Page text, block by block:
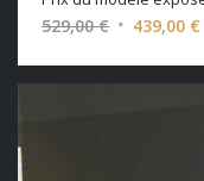
529,00€ Le
initial
439,00 €